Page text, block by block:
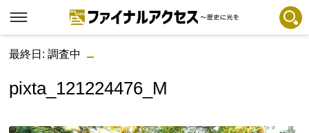
ファイナルアクセスとは
フリーワードで探す
最終日: 調査中
pixta_121224476_M